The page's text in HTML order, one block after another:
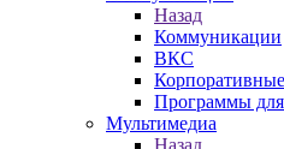
Назад
Коммуникации
ВКС
Программы для
Мультимедиа
Назад